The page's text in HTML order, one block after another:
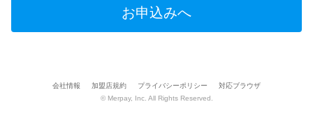
お申込みへ
会社情報 加盟店規約 プライバシーポリシー
対応ブラウザ
© Merpay, Inc. All Rights Reserved.